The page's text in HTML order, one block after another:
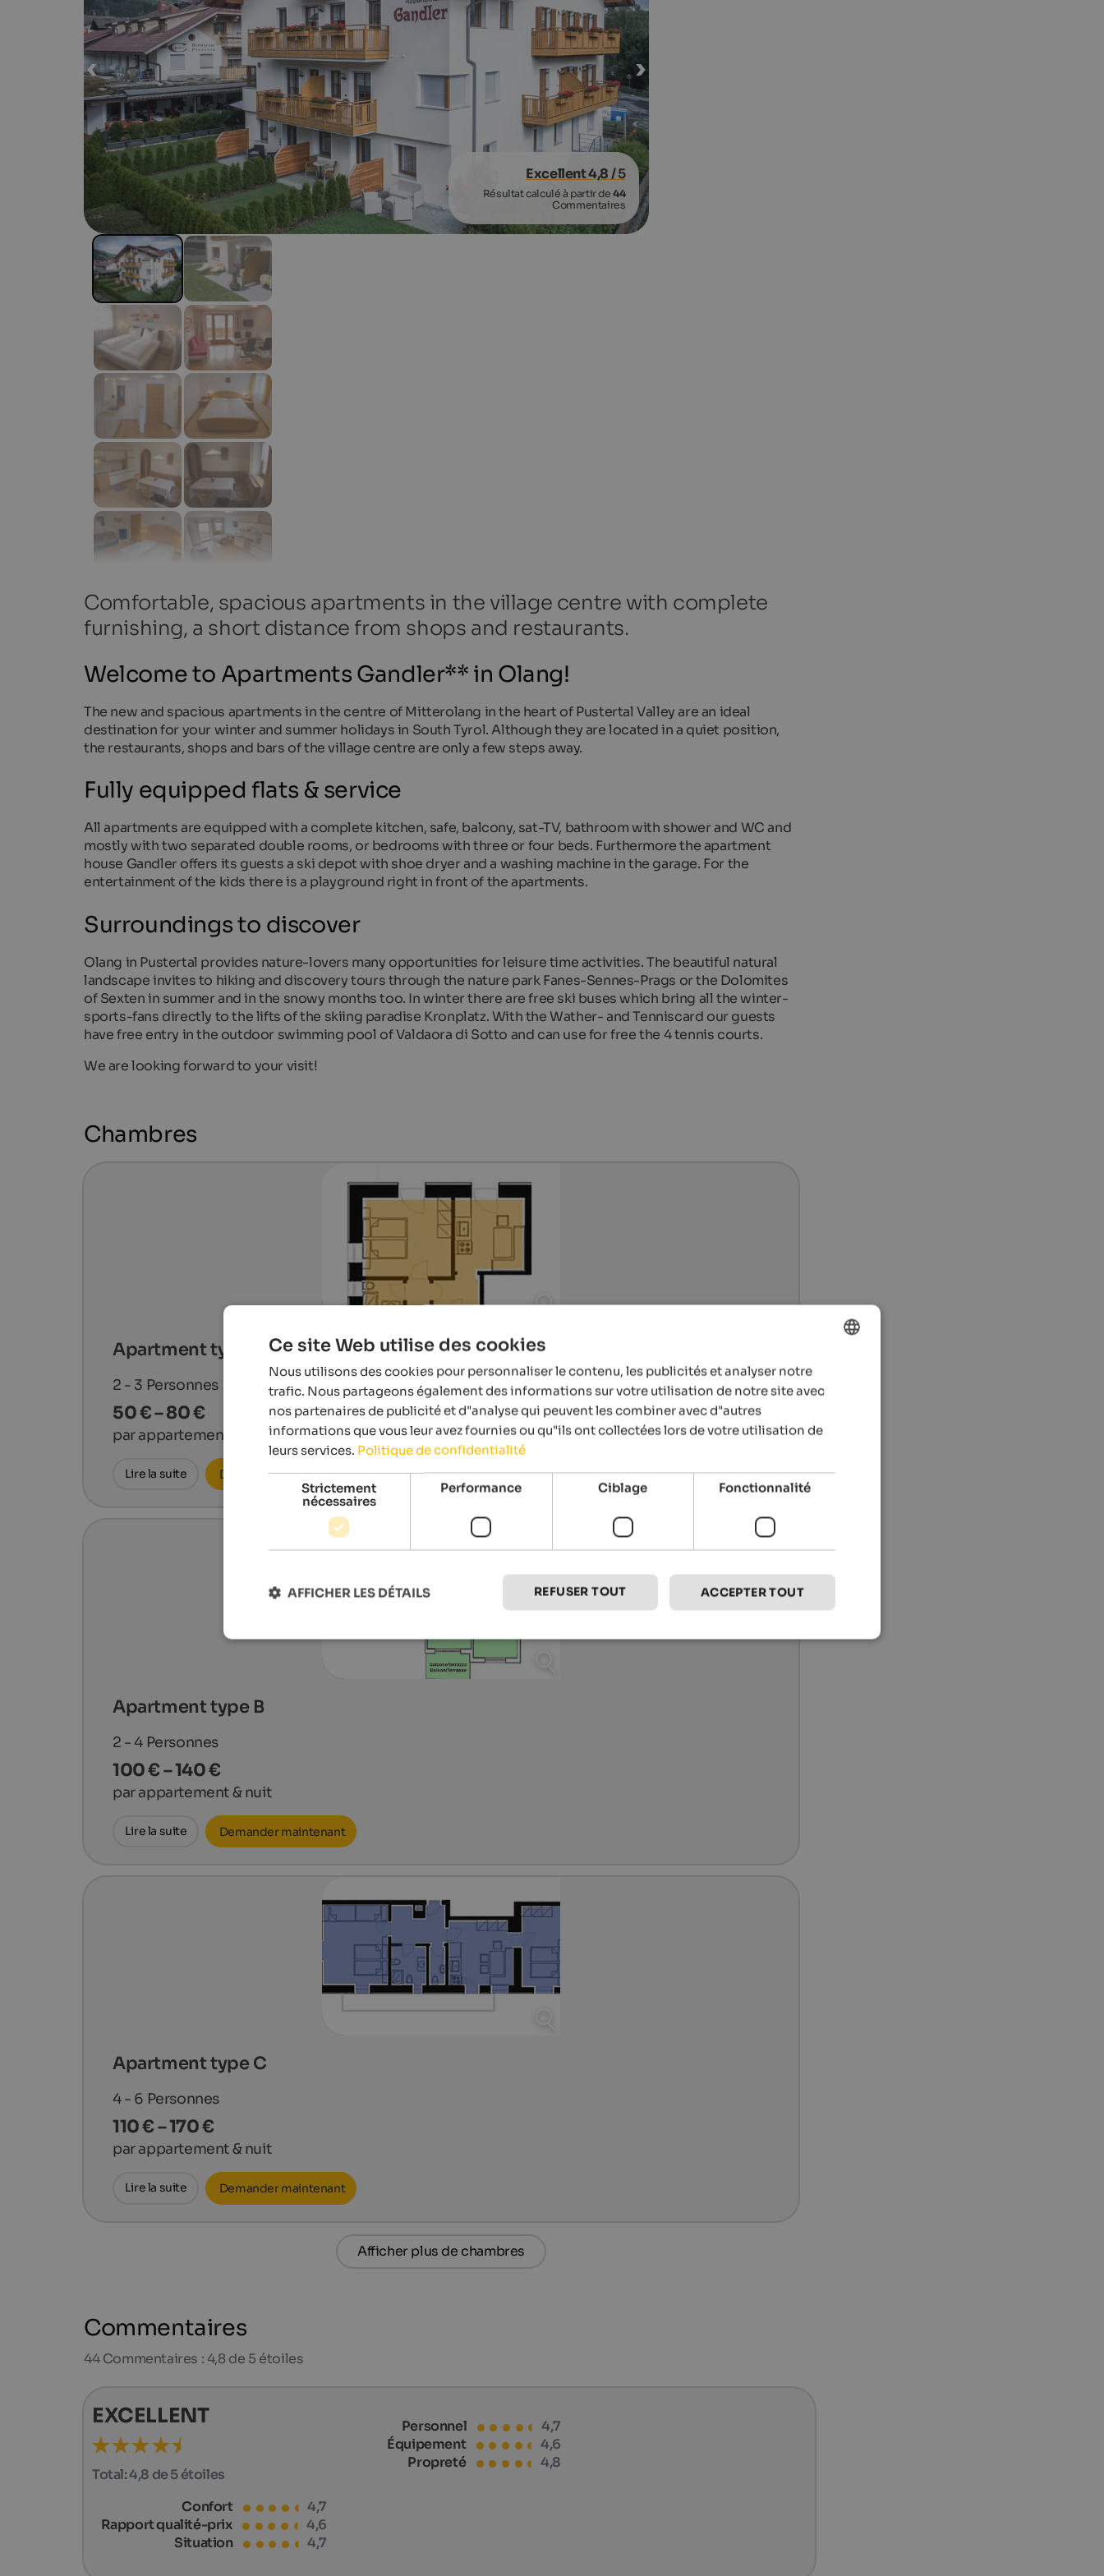
Excellent 4,8/ 5
Résultat calculé à partir de44
Commentaires
Comfortable, spacious apartments in the village centre with complete
furnishing, a short distance from shops and restaurants.
Welcome to Apartments Gandler** in Olang!
The new and spacious apartments in the centre of Mitterolang in the heart of Pustertal Valley are an ideal
destination for your winter and summer holidays in South Tyrol. Although they are located in a quiet position,
the restaurants, shops and bars of the village centre are only a few steps away.
Fully equipped flats & service
All apartments are equipped with a complete kitchen, safe, balcony, sat-TV, bathroom with shower and WC and
mostly with two separated double rooms, or bedrooms with three or four beds. Furthermore the apartment
house Gandler offers its guests a ski depot with shoe dryer and a washing machine in the garage. For the
entertainment of the kids there is a playground right in front of the apartments.
Surroundings to discover
Olang in Pustertal provides nature-lovers many opportunities for leisure time activities. The beautiful natural
landscape invites to hiking and discovery tours through the nature park Fanes-Sennes-Prags or the Dolomites
of Sexten in summer and in the snowy months too. In winter there are free ski buses which bring all the winter-
sports-fans directly to the lifts of the skiing paradise Kronplatz. With the Wather- and Tenniscard our guests
have free entry in the outdoor swimming pool of Valdaora di Sotto and can use for free the 4 tennis courts.
We are looking forward to your visit!
Chambres
Apartment type A
2 - 3 Personnes
50 € – 80 €
par appartement & nuit
Lire la suite Demander maintenant
Apartment type B
2 - 4 Personnes
100 € – 140 €
par appartement & nuit
Lire la suite Demander maintenant
Apartment type C
4 - 6 Personnes
110 € – 170 €
par appartement & nuit
Lire la suite Demander maintenant
Afficher plus de chambres
Commentaires
44Commentaires : 4,8 de 5 étoiles
EXCELLENT
Total:4,8 de 5 étoiles
Personnel
4,7
Équipement
4,6
Propreté
4,8
Confort
4,7
Rapport qualité-prix
4,6
Situation
4,7
ENGLISH
FRENCH
Ce site Web utilise des cookies
Nous utilisons des cookies pour personnaliser le contenu, les publicités et analyser notre
trafic. Nous partageons également des informations sur votre utilisation de notre site avec
nos partenaires de publicité et d"analyse qui peuvent les combiner avec d"autres
informations que vous leur avez fournies ou qu"ils ont collectées lors de votre utilisation de
leurs services. Politique de confidentialité
Strictement
nécessaires
Performance Ciblage Fonctionnalité
ACCEPTER TOUT
REFUSER TOUT
AFFICHER LES DÉTAILS